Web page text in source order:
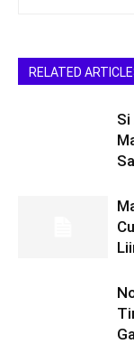
RELATED